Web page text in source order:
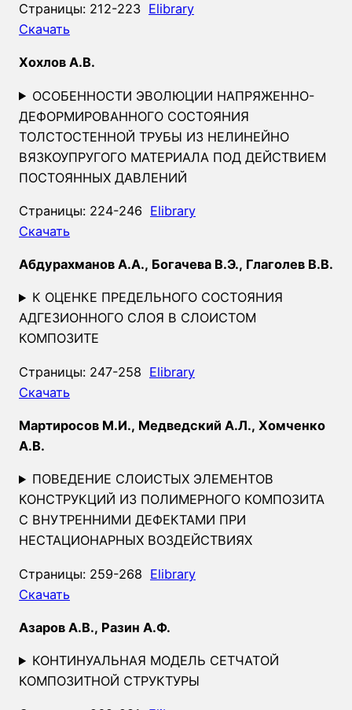
Страницы: 212-223 Elibrary
Скачать
Хохлов А.В.
ОСОБЕННОСТИ ЭВОЛЮЦИИ НАПРЯЖЕННО-
ДЕФОРМИРОВАННОГО СОСТОЯНИЯ
ТОЛСТОСТЕННОЙ ТРУБЫ ИЗ НЕЛИНЕЙНО
ВЯЗКОУПРУГОГО МАТЕРИАЛА ПОД ДЕЙСТВИЕМ
ПОСТОЯННЫХ ДАВЛЕНИЙ
Страницы: 224-246 Elibrary
Скачать
Абдурахманов А.А., Богачева В.Э., Глаголев В.В.
К ОЦЕНКЕ ПРЕДЕЛЬНОГО СОСТОЯНИЯ
АДГЕЗИОННОГО СЛОЯ В СЛОИСТОМ
КОМПОЗИТЕ
Страницы: 247-258 Elibrary
Скачать
Мартиросов М.И., Медведский А.Л., Хомченко
А.В.
ПОВЕДЕНИЕ СЛОИСТЫХ ЭЛЕМЕНТОВ
КОНСТРУКЦИЙ ИЗ ПОЛИМЕРНОГО КОМПОЗИТА
С ВНУТРЕННИМИ ДЕФЕКТАМИ ПРИ
НЕСТАЦИОНАРНЫХ ВОЗДЕЙСТВИЯХ
Страницы: 259-268 Elibrary
Скачать
Азаров А.В., Разин А.Ф.
КОНТИНУАЛЬНАЯ МОДЕЛЬ СЕТЧАТОЙ
КОМПОЗИТНОЙ СТРУКТУРЫ